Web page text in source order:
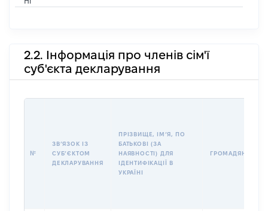
2.2. Інформація про членів сім'ї
суб'єкта декларування
№
ЗВʼЯЗОК ІЗ
СУБʼЄКТОМ
ДЕКЛАРУВАННЯ
ПРІЗВИЩЕ, ІМʼЯ, ПО
БАТЬКОВІ (ЗА
НАЯВНОСТІ) ДЛЯ
ІДЕНТИФІКАЦІЇ В
УКРАЇНІ
ГРОМАДЯНСТВО